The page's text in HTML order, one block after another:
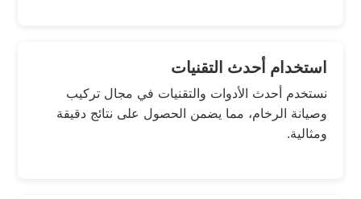
استخدام أحدث التقنيات
نستخدم أحدث الأدوات والتقنيات في مجال تركيب
وصيانة الرخام، مما يضمن الحصول على نتائج دقيقة
ومثالية.